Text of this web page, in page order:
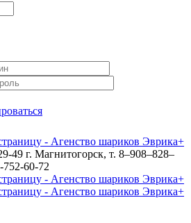
49 г. Магнитогорск, т. 8–908–828–
752-60-72